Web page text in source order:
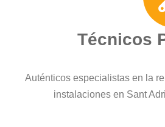
Técnicos
Auténticos especialistas en la
instalaciones en Sant